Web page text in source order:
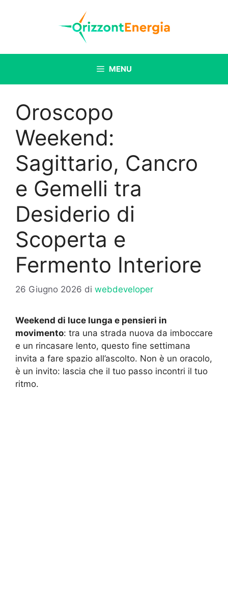
MENU
Oroscopo
Weekend:
Sagittario, Cancro
e Gemelli tra
Desiderio di
Scoperta e
Fermento Interiore
26 Giugno 2026 di webdeveloper
Weekend di luce lunga e pensieri in
movimento: tra una strada nuova da imboccare
e un rincasare lento, questo fine settimana
invita a fare spazio all’ascolto. Non è un oracolo,
è un invito: lascia che il tuo passo incontri il tuo
ritmo.